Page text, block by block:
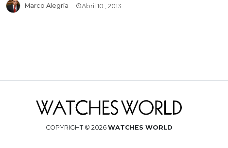
Marco Alegría Abril 10 , 2013
COPYRIGHT © 2026 WATCHES WORLD